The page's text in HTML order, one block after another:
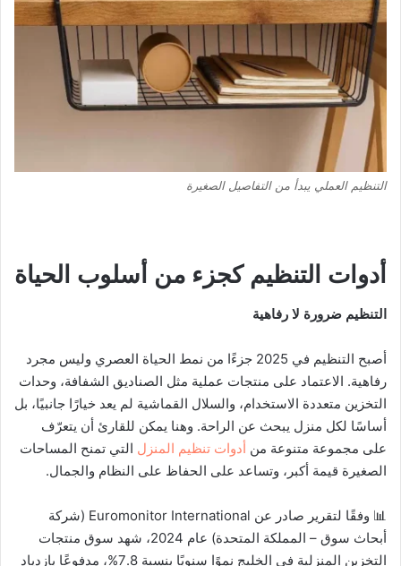
التنظيم العملي يبدأ من التفاصيل الصغيرة
أدوات التنظيم كجزء من أسلوب الحياة
التنظيم ضرورة لا رفاهية
أصبح التنظيم في 2025 جزءًا من نمط الحياة العصري وليس مجرد
رفاهية. الاعتماد على منتجات عملية مثل الصناديق الشفافة، وحدات
التخزين متعددة الاستخدام، والسلال القماشية لم يعد خيارًا جانبيًا، بل
أساسًا لكل منزل يبحث عن الراحة. وهنا يمكن للقارئ أن يتعرّف
على مجموعة متنوعة من أدوات تنظيم المنزل التي تمنح المساحات
الصغيرة قيمة أكبر، وتساعد على الحفاظ على النظام والجمال.
📊 وفقًا لتقرير صادر عن Euromonitor International (شركة
أبحاث سوق – المملكة المتحدة) عام 2024، شهد سوق منتجات
التخزين المنزلية في الخليج نموًا سنويًا بنسبة 7.8%، مدفوعًا بازدياد